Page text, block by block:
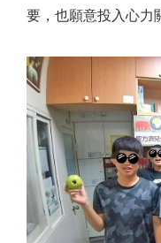
要，也願意投入心力